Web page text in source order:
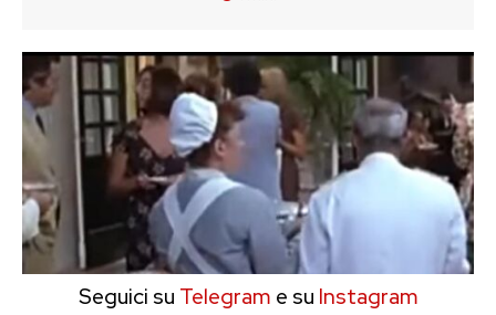
Seguici su Telegram e su Instagram